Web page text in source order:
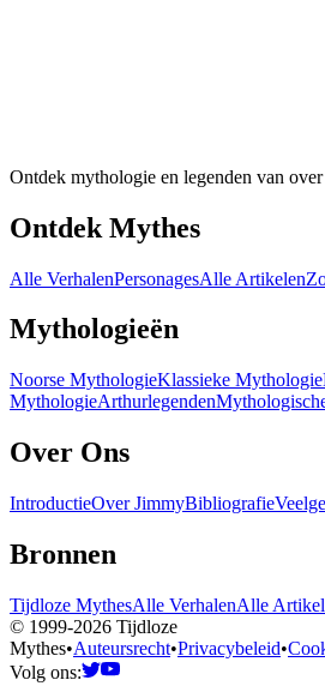
Ontdek mythologie en legenden van
Ontdek Mythes
Alle VerhalenPersonagesAlle Artikelen
Mythologieën
Noorse MythologieKlassieke Mythologie
MythologieArthurlegenden
Over Ons
IntroductieOver JimmyBibliografie
Bronnen
Tijdloze MythesAlle VerhalenAlle
© 1999-2026 Tijdloze
Mythes•Auteursrecht•Privacybeleid•
Volg ons: